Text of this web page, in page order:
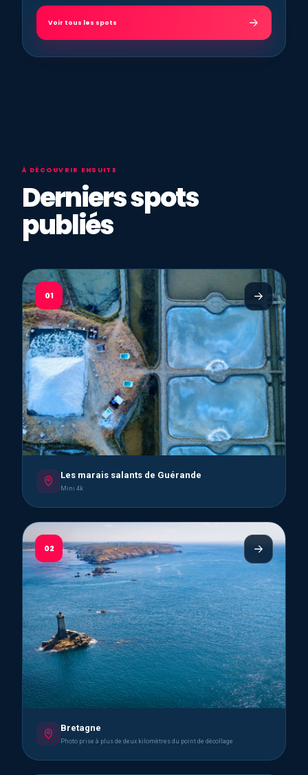
Voir tous les spots
À DÉCOUVRIR ENSUITE
Derniers spots
publiés
01
Les marais salants de Guérande
Mini 4k
02
Bretagne
Photo prise à plus de deux kilomètres du point de décollage